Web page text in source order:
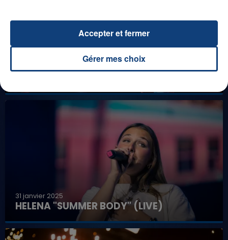
31 janvier 2025
31 janvier 2025
HELENA "SUMMER BODY" (LIVE)
Gérer mes choix
Accepter et fermer